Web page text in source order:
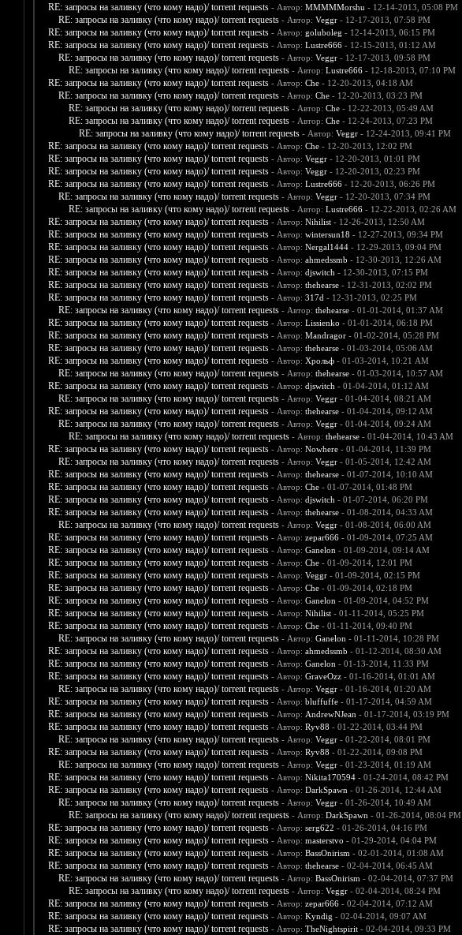
RE: запросы на заливку (что кому надо)/ torrent requests - Автор: MMMMMorshu - 12-14-2013, 05:08 PM
RE: запросы на заливку (что кому надо)/ torrent requests - Автор: Veggr- 12-17-2013, 07:58 PM
RE: запросы на заливку (что кому надо)/ torrent requests - Автор: goluboleg - 12-14-2013, 06:15 PM
RE: запросы на заливку (что кому надо)/ torrent requests - Автор: Lustre666- 12-15-2013, 01:12 AM
RE: запросы на заливку (что кому надо)/ torrent requests - Автор: Veggr- 12-17-2013, 09:58 PM
RE: запросы на заливку (что кому надо)/ torrent requests - Автор: Lustre666- 12-18-2013, 07:10 PM
RE: запросы на заливку (что кому надо)/ torrent requests - Автор: Che- 12-20-2013, 04:18 AM
RE: запросы на заливку (что кому надо)/ torrent requests - Автор: Che- 12-20-2013, 03:23 PM
RE: запросы на заливку (что кому надо)/ torrent requests - Автор: Che- 12-22-2013, 05:49 AM
RE: запросы на заливку (что кому надо)/ torrent requests - Автор: Che- 12-24-2013, 07:23 PM
RE: запросы на заливку (что кому надо)/ torrent requests - Автор: Veggr- 12-24-2013, 09:41 PM
RE: запросы на заливку (что кому надо)/ torrent requests - Автор: Che- 12-20-2013, 12:02 PM
RE: запросы на заливку (что кому надо)/ torrent requests - Автор: Veggr- 12-20-2013, 01:01 PM
RE: запросы на заливку (что кому надо)/ torrent requests - Автор: Veggr- 12-20-2013, 02:23 PM
RE: запросы на заливку (что кому надо)/ torrent requests - Автор: Lustre666- 12-20-2013, 06:26 PM
RE: запросы на заливку (что кому надо)/ torrent requests - Автор: Veggr- 12-20-2013, 07:34 PM
RE: запросы на заливку (что кому надо)/ torrent requests - Автор: Lustre666- 12-22-2013, 02:26 AM
RE: запросы на заливку (что кому надо)/ torrent requests - Автор: Nihilist- 12-26-2013, 12:50 AM
RE: запросы на заливку (что кому надо)/ torrent requests - Автор: wintersun18 - 12-27-2013, 09:34 PM
RE: запросы на заливку (что кому надо)/ torrent requests - Автор: Nergal1444- 12-29-2013, 09:04 PM
RE: запросы на заливку (что кому надо)/ torrent requests - Автор: ahmedssmb - 12-30-2013, 12:26 AM
RE: запросы на заливку (что кому надо)/ torrent requests - Автор: djswitch - 12-30-2013, 07:15 PM
RE: запросы на заливку (что кому надо)/ torrent requests - Автор: thehearse- 12-31-2013, 02:02 PM
RE: запросы на заливку (что кому надо)/ torrent requests - Автор: 317d - 12-31-2013, 02:25 PM
RE: запросы на заливку (что кому надо)/ torrent requests - Автор: thehearse- 01-01-2014, 01:37 AM
RE: запросы на заливку (что кому надо)/ torrent requests - Автор: Lissienko - 01-01-2014, 06:18 PM
RE: запросы на заливку (что кому надо)/ torrent requests - Автор: Mandragor- 01-02-2014, 05:28 PM
RE: запросы на заливку (что кому надо)/ torrent requests - Автор: thehearse- 01-03-2014, 05:06 AM
RE: запросы на заливку (что кому надо)/ torrent requests - Автор: Хрольф- 01-03-2014, 10:21 AM
RE: запросы на заливку (что кому надо)/ torrent requests - Автор: thehearse- 01-03-2014, 10:57 AM
RE: запросы на заливку (что кому надо)/ torrent requests - Автор: djswitch - 01-04-2014, 01:12 AM
RE: запросы на заливку (что кому надо)/ torrent requests - Автор: Veggr- 01-04-2014, 08:21 AM
RE: запросы на заливку (что кому надо)/ torrent requests - Автор: thehearse- 01-04-2014, 09:12 AM
RE: запросы на заливку (что кому надо)/ torrent requests - Автор: Veggr- 01-04-2014, 09:24 AM
RE: запросы на заливку (что кому надо)/ torrent requests - Автор: thehearse- 01-04-2014, 10:43 AM
RE: запросы на заливку (что кому надо)/ torrent requests - Автор: Nowhere- 01-04-2014, 11:39 PM
RE: запросы на заливку (что кому надо)/ torrent requests - Автор: Veggr- 01-05-2014, 12:42 AM
RE: запросы на заливку (что кому надо)/ torrent requests - Автор: thehearse- 01-07-2014, 10:10 AM
RE: запросы на заливку (что кому надо)/ torrent requests - Автор: Che- 01-07-2014, 01:48 PM
RE: запросы на заливку (что кому надо)/ torrent requests - Автор: djswitch - 01-07-2014, 06:20 PM
RE: запросы на заливку (что кому надо)/ torrent requests - Автор: thehearse- 01-08-2014, 04:33 AM
RE: запросы на заливку (что кому надо)/ torrent requests - Автор: Veggr- 01-08-2014, 06:00 AM
RE: запросы на заливку (что кому надо)/ torrent requests - Автор: zepar666- 01-09-2014, 07:25 AM
RE: запросы на заливку (что кому надо)/ torrent requests - Автор: Ganelon - 01-09-2014, 09:14 AM
RE: запросы на заливку (что кому надо)/ torrent requests - Автор: Che- 01-09-2014, 12:01 PM
RE: запросы на заливку (что кому надо)/ torrent requests - Автор: Veggr- 01-09-2014, 02:15 PM
RE: запросы на заливку (что кому надо)/ torrent requests - Автор: Che- 01-09-2014, 02:18 PM
RE: запросы на заливку (что кому надо)/ torrent requests - Автор: Ganelon - 01-09-2014, 04:52 PM
RE: запросы на заливку (что кому надо)/ torrent requests - Автор: Nihilist- 01-11-2014, 05:25 PM
RE: запросы на заливку (что кому надо)/ torrent requests - Автор: Che- 01-11-2014, 09:40 PM
RE: запросы на заливку (что кому надо)/ torrent requests - Автор: Ganelon - 01-11-2014, 10:28 PM
RE: запросы на заливку (что кому надо)/ torrent requests - Автор: ahmedssmb - 01-12-2014, 08:30 AM
RE: запросы на заливку (что кому надо)/ torrent requests - Автор: Ganelon - 01-13-2014, 11:33 PM
RE: запросы на заливку (что кому надо)/ torrent requests - Автор: GraveOzz- 01-16-2014, 01:01 AM
RE: запросы на заливку (что кому надо)/ torrent requests - Автор: Veggr- 01-16-2014, 01:20 AM
RE: запросы на заливку (что кому надо)/ torrent requests - Автор: bluffuffe- 01-17-2014, 04:59 AM
RE: запросы на заливку (что кому надо)/ torrent requests - Автор: AndrewNJean - 01-17-2014, 03:19 PM
RE: запросы на заливку (что кому надо)/ torrent requests - Автор: Ryv88 - 01-22-2014, 03:44 PM
RE: запросы на заливку (что кому надо)/ torrent requests - Автор: Veggr- 01-22-2014, 08:01 PM
RE: запросы на заливку (что кому надо)/ torrent requests - Автор: Ryv88 - 01-22-2014, 09:08 PM
RE: запросы на заливку (что кому надо)/ torrent requests - Автор: Veggr- 01-23-2014, 01:19 AM
RE: запросы на заливку (что кому надо)/ torrent requests - Автор: Nikita170594- 01-24-2014, 08:42 PM
RE: запросы на заливку (что кому надо)/ torrent requests - Автор: DarkSpawn - 01-26-2014, 12:44 AM
RE: запросы на заливку (что кому надо)/ torrent requests - Автор: Veggr- 01-26-2014, 10:49 AM
RE: запросы на заливку (что кому надо)/ torrent requests - Автор: DarkSpawn - 01-26-2014, 08:04 PM
RE: запросы на заливку (что кому надо)/ torrent requests - Автор: serg622 - 01-26-2014, 04:16 PM
RE: запросы на заливку (что кому надо)/ torrent requests - Автор: masterstvo - 01-29-2014, 04:04 PM
RE: запросы на заливку (что кому надо)/ torrent requests - Автор: BassOnirism - 02-01-2014, 01:08 AM
RE: запросы на заливку (что кому надо)/ torrent requests - Автор: thehearse- 02-04-2014, 06:45 AM
RE: запросы на заливку (что кому надо)/ torrent requests - Автор: BassOnirism - 02-04-2014, 07:37 PM
RE: запросы на заливку (что кому надо)/ torrent requests - Автор: Veggr- 02-04-2014, 08:24 PM
RE: запросы на заливку (что кому надо)/ torrent requests - Автор: zepar666- 02-04-2014, 07:12 AM
RE: запросы на заливку (что кому надо)/ torrent requests - Автор: Kyndig - 02-04-2014, 09:07 AM
RE: запросы на заливку (что кому надо)/ torrent requests - Автор: TheNightspirit- 02-04-2014, 09:33 PM